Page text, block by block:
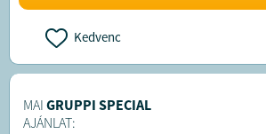
Kedvenc
MAI GRUPPI SPECIAL
AJÁNLAT: